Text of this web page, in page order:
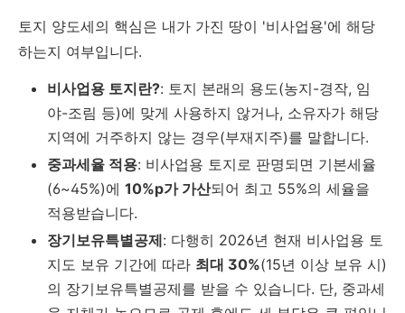
토지 양도세의 핵심은 내가 가진 땅이 '비사업용'에 해당
하는지 여부입니다.
비사업용 토지란?: 토지 본래의 용도(농지-경작, 임
야-조림 등)에 맞게 사용하지 않거나, 소유자가 해당
지역에 거주하지 않는 경우(부재지주)를 말합니다.
중과세율 적용: 비사업용 토지로 판명되면 기본세율
(6~45%)에 10%p가 가산되어 최고 55%의 세율을
적용받습니다.
장기보유특별공제: 다행히 2026년 현재 비사업용 토
지도 보유 기간에 따라 최대 30%(15년 이상 보유 시)
의 장기보유특별공제를 받을 수 있습니다. 단, 중과세